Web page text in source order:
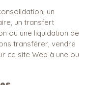
un
un transfert
ou une liquidation de
transférer, vendre
ce site Web à une ou